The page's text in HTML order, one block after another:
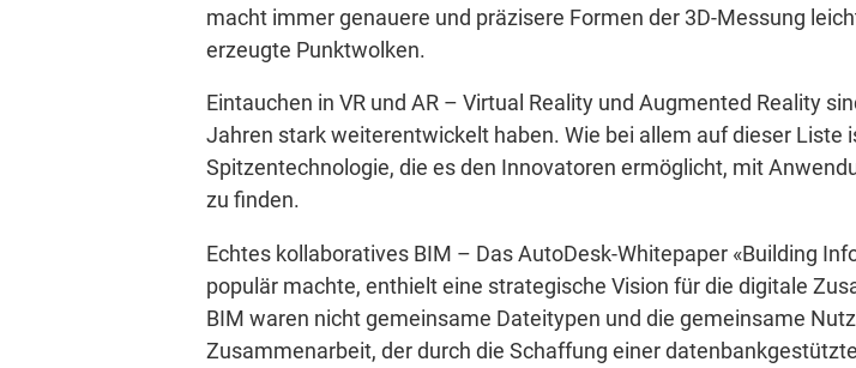
macht immer genauere und präzisere Formen der 3D-Messung
erzeugte Punktwolken.
Eintauchen in VR und AR – Virtual Reality und Augmented Reality
Jahren stark weiterentwickelt haben. Wie bei allem auf dieser Liste
Spitzentechnologie, die es den Innovatoren ermöglicht, mit
zu finden.
Echtes kollaboratives BIM – Das AutoDesk-Whitepaper «Building
populär machte, enthielt eine strategische Vision für die digitale
BIM waren nicht gemeinsame Dateitypen und die gemeinsame
Zusammenarbeit, der durch die Schaffung einer